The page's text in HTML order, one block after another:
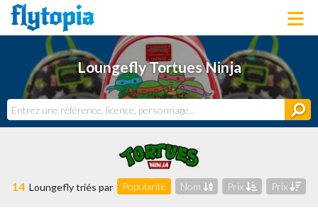
LOUNGEFLY
LICENCES
NOUVEAUTÉS
BONS PLANS
ACTUALITÉS
DERNIERS AJOUTS
Loungefly Tortues Ninja
14 Loungefly triés par Popularité Nom Prix Prix